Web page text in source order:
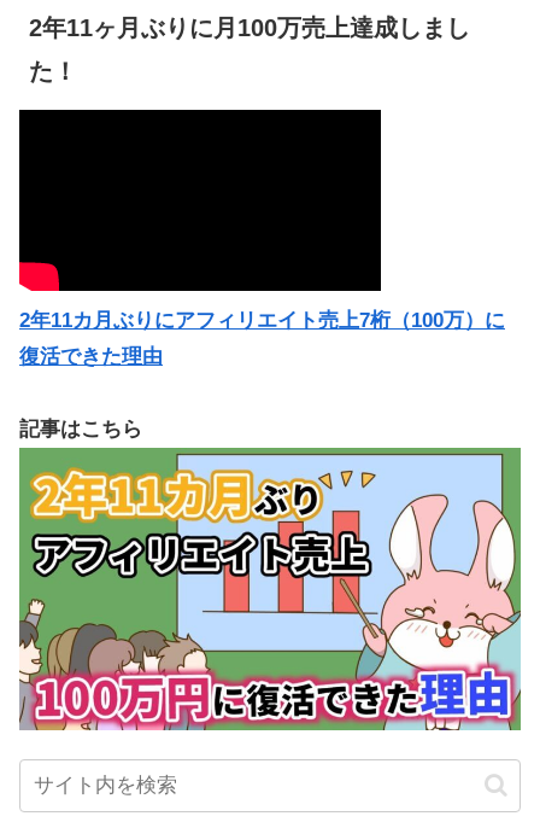
2年11ヶ月ぶりに月100万売上達成しまし
た！
2年11カ月ぶりにアフィリエイト売上7桁（100万）に
復活できた理由
記事はこちら